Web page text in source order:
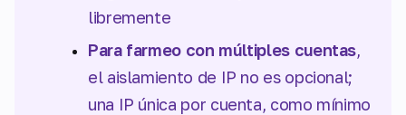
libremente
Para farmeo con múltiples cuentas,
el aislamiento de IP no es opcional;
una IP única por cuenta, como mínimo